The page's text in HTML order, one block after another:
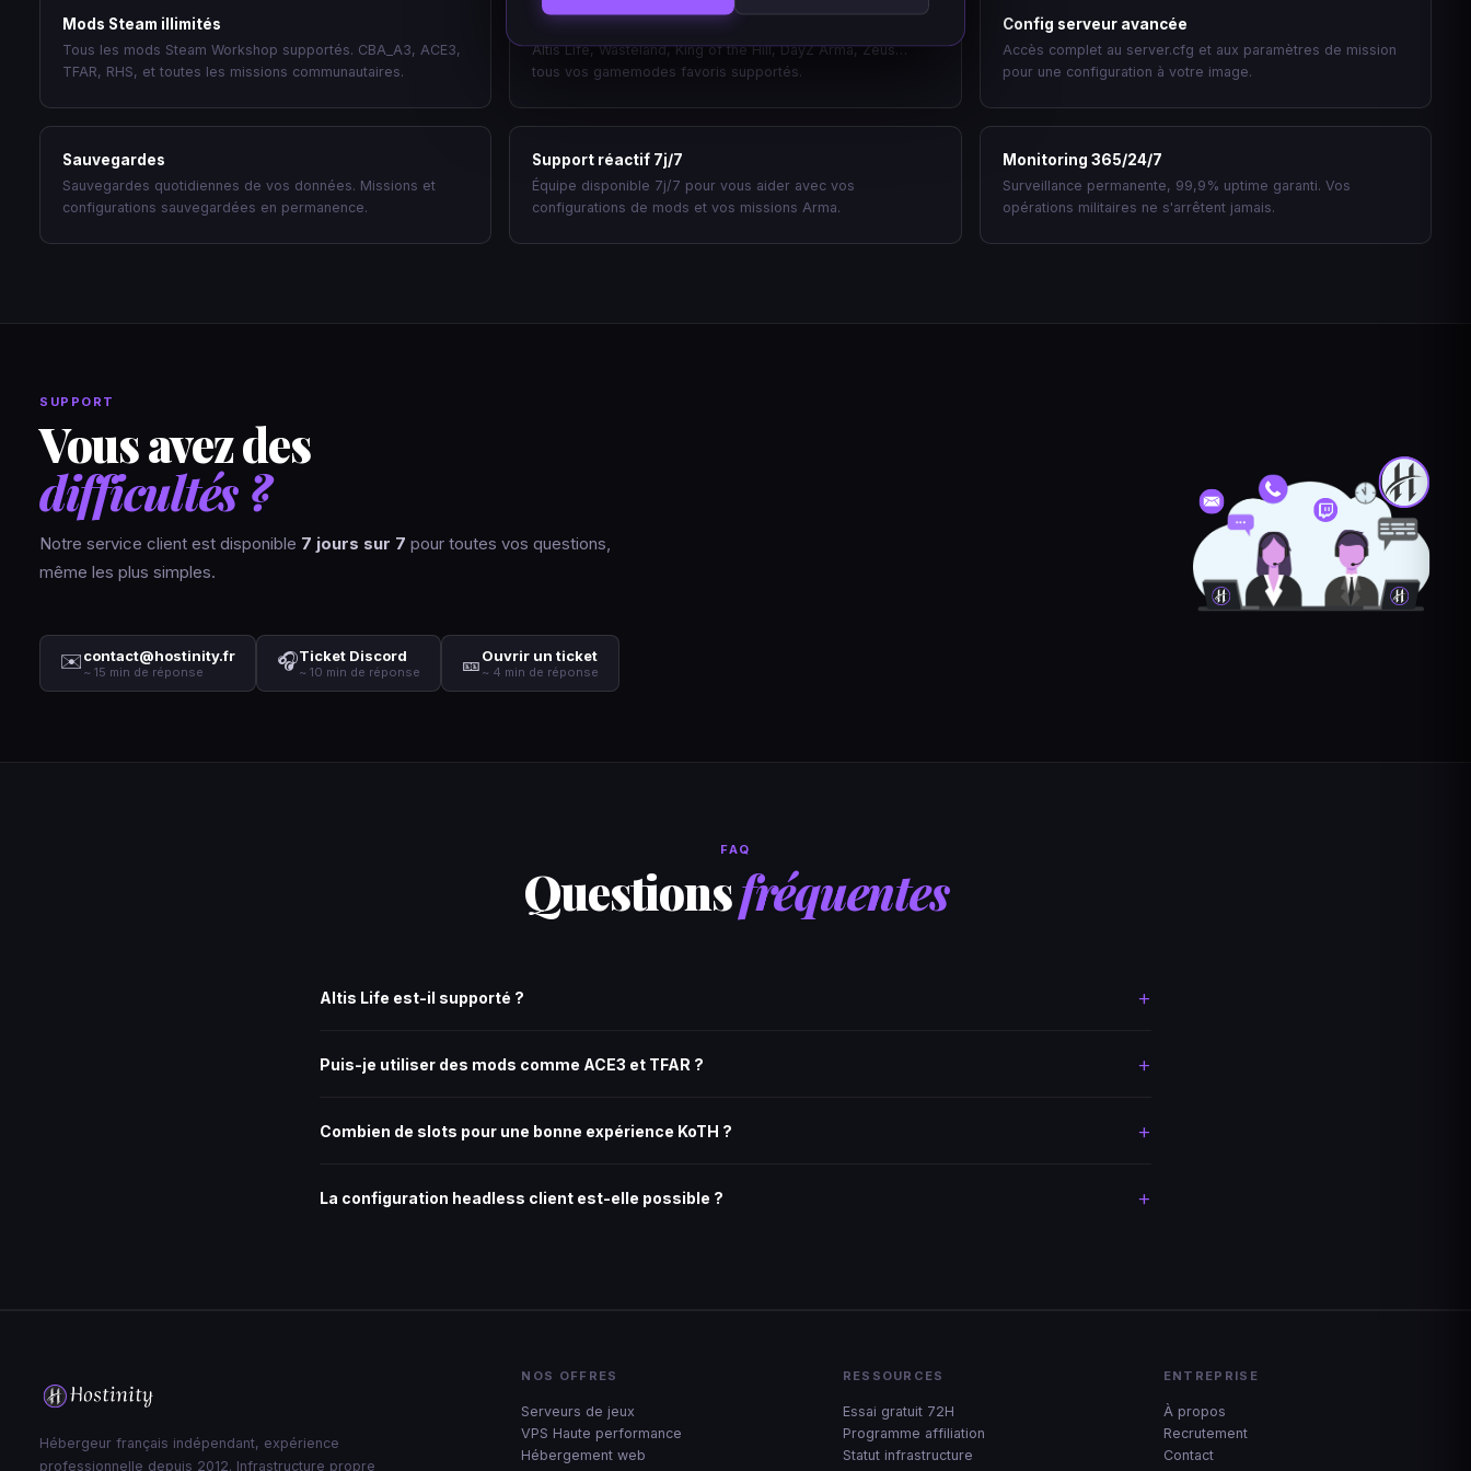
Mods Steam illimités
Tous les mods Steam Workshop supportés. CBA_A3, ACE3,
TFAR, RHS, et toutes les missions communautaires.
Missions & gamemodes
Altis Life, Wasteland, King of the Hill, DayZ Arma, Zeus…
tous vos gamemodes favoris supportés.
Config serveur avancée
Accès complet au server.cfg et aux paramètres de mission
pour une configuration à votre image.
Sauvegardes
Sauvegardes quotidiennes de vos données. Missions et
configurations sauvegardées en permanence.
Support réactif 7j/7
Équipe disponible 7j/7 pour vous aider avec vos
configurations de mods et vos missions Arma.
Monitoring 365/24/7
Surveillance permanente, 99,9% uptime garanti. Vos
opérations militaires ne s'arrêtent jamais.
SUPPORT
Vous avez des
difficultés ?
Notre service client est disponible 7 jours sur 7 pour toutes vos questions,
même les plus simples.
✉️contact@hostinity.fr
~ 15 min de réponse 🎧Ticket Discord
~ 10 min de réponse 🎫Ouvrir un ticket
~ 4 min de réponse
FAQ
Questionsfréquentes
Altis Life est-il supporté ?
Puis-je utiliser des mods comme ACE3 et TFAR ?
Combien de slots pour une bonne expérience KoTH ?
La configuration headless client est-elle possible ?
Hébergeur français indépendant, expérience
professionnelle depuis 2012. Infrastructure propre
NOS OFFRES
Serveurs de jeux
VPS Haute performance
Hébergement web
RESSOURCES
Essai gratuit 72H
Programme affiliation
Statut infrastructure
ENTREPRISE
À propos
Recrutement
Contact